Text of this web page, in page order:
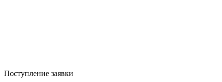
Поступление заявки